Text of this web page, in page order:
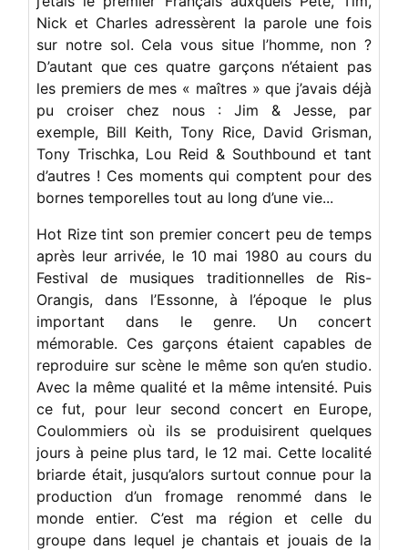
Nick et Charles adressèrent la parole une fois
sur notre sol. Cela vous situe l’homme, non ?
D’autant que ces quatre garçons n’étaient pas
les premiers de mes « maîtres » que j’avais déjà
pu croiser chez nous : Jim & Jesse, par
exemple, Bill Keith, Tony Rice, David Grisman,
Tony Trischka, Lou Reid & Southbound et tant
d’autres ! Ces moments qui comptent pour des
bornes temporelles tout au long d’une vie...
Hot Rize tint son premier concert peu de temps
après leur arrivée, le 10 mai 1980 au cours du
Festival de musiques traditionnelles de Ris-
Orangis, dans l’Essonne, à l’époque le plus
important dans le genre. Un concert
mémorable. Ces garçons étaient capables de
reproduire sur scène le même son qu’en studio.
Avec la même qualité et la même intensité. Puis
ce fut, pour leur second concert en Europe,
Coulommiers où ils se produisirent quelques
jours à peine plus tard, le 12 mai. Cette localité
briarde était, jusqu’alors surtout connue pour la
production d’un fromage renommé dans le
monde entier. C’est ma région et celle du
groupe dans lequel je chantais et jouais de la